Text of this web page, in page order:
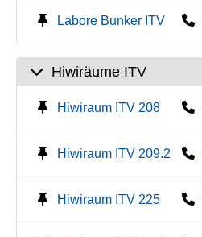
Labore Bunker ITV
Hiwiräume ITV
Hiwiraum ITV 208
Hiwiraum ITV 209.2
Hiwiraum ITV 225